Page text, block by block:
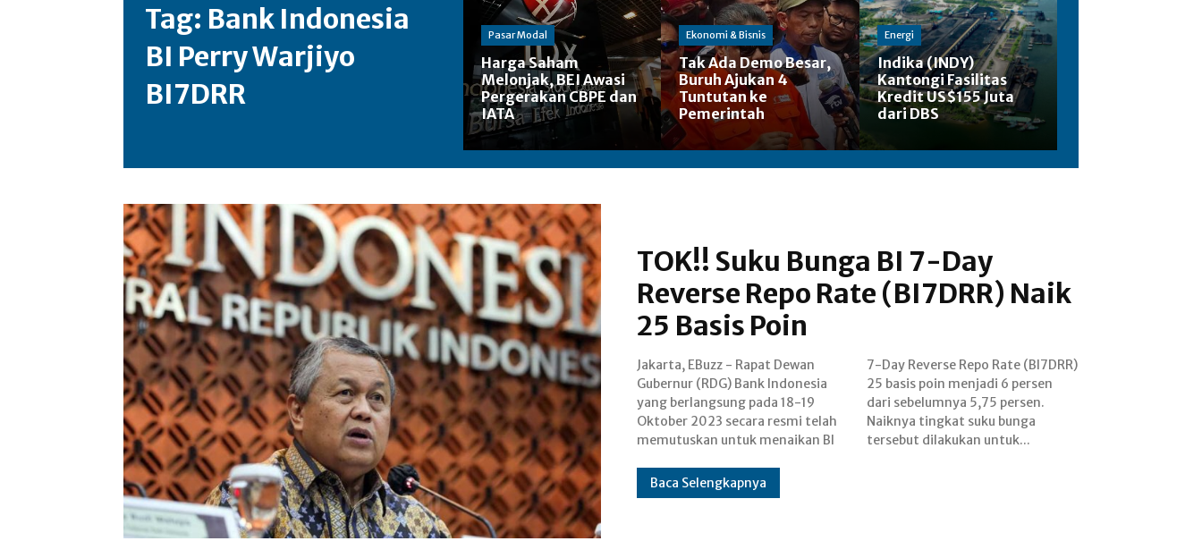
Tag: Bank Indonesia
BI Perry Warjiyo
BI7DRR
Pasar Modal
Harga Saham
Melonjak, BEI Awasi
Pergerakan CBPE dan
IATA
Ekonomi & Bisnis
Tak Ada Demo Besar,
Buruh Ajukan 4
Tuntutan ke
Pemerintah
Energi
Indika (INDY)
Kantongi Fasilitas
Kredit US$155 Juta
dari DBS
TOK!! Suku Bunga BI 7-Day
Reverse Repo Rate (BI7DRR) Naik
25 Basis Poin
Jakarta, EBuzz - Rapat Dewan
Gubernur (RDG) Bank Indonesia
yang berlangsung pada 18-19
Oktober 2023 secara resmi telah
memutuskan untuk menaikan BI
7-Day Reverse Repo Rate (BI7DRR)
25 basis poin menjadi 6 persen
dari sebelumnya 5,75 persen.
Naiknya tingkat suku bunga
tersebut dilakukan untuk...
Baca Selengkapnya